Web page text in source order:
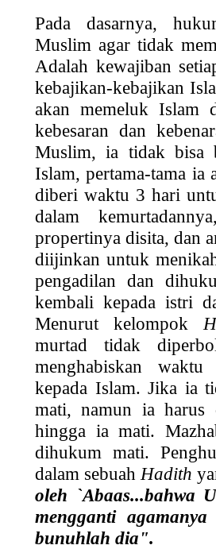
Pada dasarnya,
Muslim agar tidak
Adalah kewajiban
kebajikan-kebajikan
akan memeluk Islam
kebesaran dan
Muslim, ia tidak bisa
Islam, pertama-tama ia
diberi waktu 3 hari
dalam
propertinya disita, dan
diijinkan untuk
pengadilan dan
kembali kepada istri
Menurut kelompok
murtad tidak
menghabiskan
kepada Islam. Jika ia
mati, namun ia harus
hingga ia mati.
dihukum mati.
dalam sebuah Hadith
oleh `Abaas...bahwa
mengganti
bunuhlah dia".